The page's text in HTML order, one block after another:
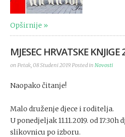
Opširnije
MJESEC HRVATSKE KNJIGE
on Petak, 08 Studeni 2019. Posted in Novosti
Naopako čitanje!
Malo druženje djece i roditelja.
U ponedjeljak 11.11.2019. od
slikovnicu po izboru.